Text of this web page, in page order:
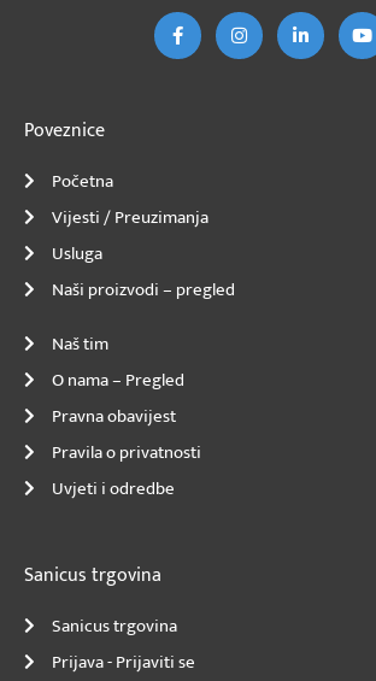
b
o
o
a
g
r
e
d
I
u
b
e
Poveznice
Početna
Vijesti / Preuzimanja
Usluga
Naši proizvodi – pregled
Naš tim
O nama – Pregled
Pravna obavijest
Pravila o privatnosti
Uvjeti i odredbe
Sanicus trgovina
Sanicus trgovina
Prijava - Prijaviti se